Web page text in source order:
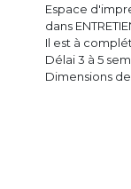
Espace
dans
Il est à
Délai 3 à 5
Dimensions